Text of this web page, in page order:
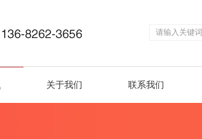
关于我们 联系我们